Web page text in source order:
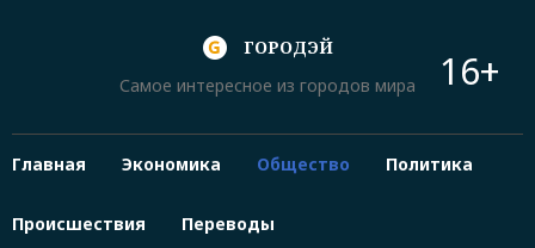
ГОРОДЭЙ
Самое интересное из городов мира
16+
Главная Экономика Общество Политика
Происшествия Переводы